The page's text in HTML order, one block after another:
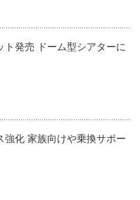
ト発売 ドーム型シアターに
強化 家族向けや乗換サポー